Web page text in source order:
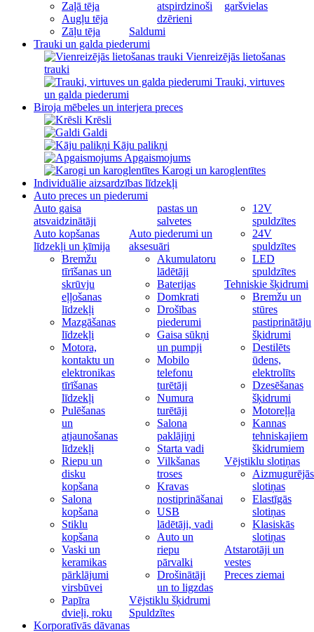
Zaļā tēja
Augļu tēja
Zāļu tēja
atspirdzinoši
dzērieni
Saldumi
garšvielas
Trauki un galda piederumi
Vienreizējās lietošanas
trauki
Trauki, virtuves
un galda piederumi
Biroja mēbeles un interjera preces
Krēsli
Galdi
Kāju palikņi
Apgaismojums
Karogi un karoglentītes
Individuālie aizsardzības līdzekļi
Auto preces un piederumi
Auto gaisa
atsvaidzinātāji
Auto kopšanas
līdzekļi un ķīmija
Bremžu
tīrīšanas un
skrūvju
eļļošanas
līdzekļi
Mazgāšanas
līdzekļi
Motora,
kontaktu un
elektronikas
tīrīšanas
līdzekļi
Pulēšanas
un
atjaunošanas
līdzekļi
Riepu un
disku
kopšana
Salona
kopšana
Stiklu
kopšana
Vaski un
keramikas
pārklājumi
virsbūvei
Papīra
dvieļi, roku
pastas un
salvetes
Auto piederumi un
aksesuāri
Akumulatoru
lādētāji
Baterijas
Domkrati
Drošības
piederumi
Gaisa sūkņi
un pumpji
Mobilo
telefonu
turētāji
Numura
turētāji
Salona
paklājiņi
Starta vadi
Vilkšanas
troses
Kravas
nostiprināšanai
USB
lādētāji, vadi
Auto un
riepu
pārvalki
Drošinātāji
un to ligzdas
Vējstiklu šķidrumi
Spuldzītes
12V
spuldzītes
24V
spuldzītes
LED
spuldzītes
Tehniskie šķidrumi
Bremžu un
stūres
pastiprinātāju
šķidrumi
Destilēts
ūdens,
elektrolīts
Dzesēšanas
šķidrumi
Motoreļļa
Kannas
tehniskajiem
škidrumiem
Vējstiklu slotiņas
Aizmugurējās
slotiņas
Elastīgās
slotiņas
Klasiskās
slotiņas
Atstarotāji un
vestes
Preces ziemai
Korporatīvās dāvanas